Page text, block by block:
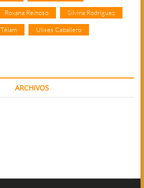
Roxana Reinoso Silvina Rodríguez
Télam Ulises Caballero
ARCHIVOS